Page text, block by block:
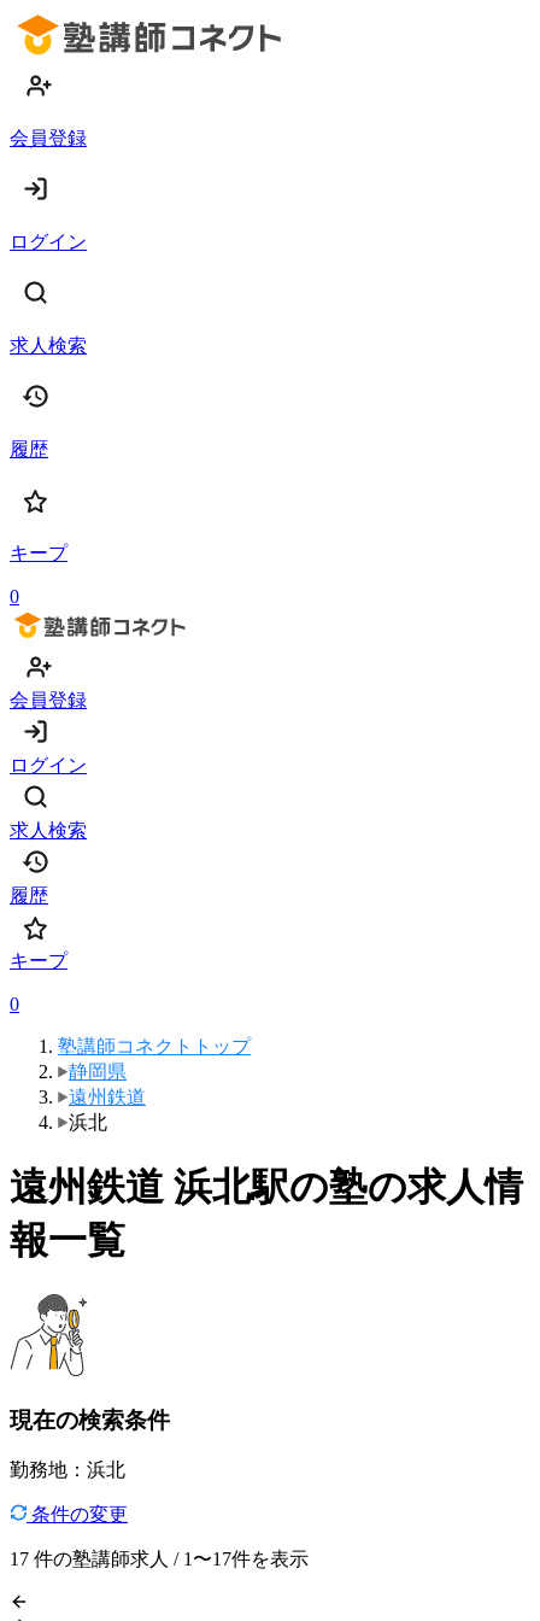
会員登録
ログイン
求人検索
履歴
キープ
0
会員登録
ログイン
求人検索
履歴
キープ
0
塾講師コネクトトップ
静岡県
遠州鉄道
浜北
遠州鉄道 浜北駅の塾の求人情
報一覧
現在の検索条件
勤務地：浜北
条件の変更
17 件の塾講師求人 / 1〜17件を表示